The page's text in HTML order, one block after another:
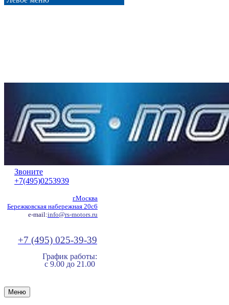
Звоните
+7(495)0253939
г.Москва
Бережковская набережная 20с6
e-mail:info@rs-motors.ru
+7 (495) 025-39-39
График работы:
с 9.00 до 21.00
Меню